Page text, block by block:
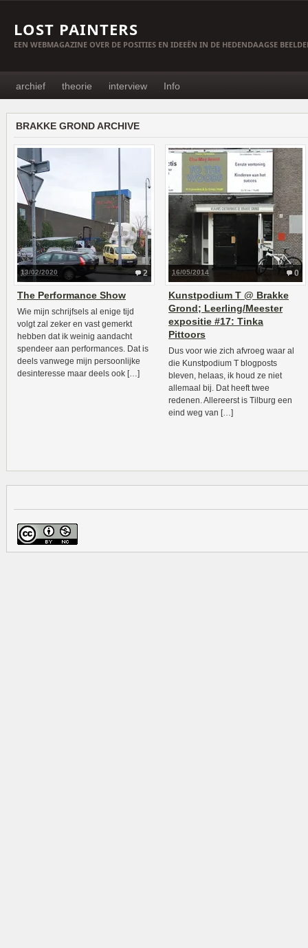
LOST PAINTERS
EEN WEBMAGAZINE OVER DE POSITIES EN IDEEËN IN DE HEDENDAAGSE
archief theorie interview Info
BRAKKE GROND ARCHIVE
2
13/02/2020
The Performance Show
Wie mijn schrijfsels al enige tijd
volgt zal zeker en vast gemerkt
hebben dat ik weinig aandacht
spendeer aan performances. Dat is
deels vanwege mijn persoonlijke
desinteresse maar deels ook […]
0
16/05/2014
Kunstpodium T @ Brakke
Grond; Leerling/Meester
expositie #17: Tinka
Pittoors
Dus voor wie zich afvroeg waar al
die Kunstpodium T blogposts
bleven, helaas, ik houd ze niet
allemaal bij. Dat heeft twee
redenen. Allereerst is Tilburg een
eind weg van […]